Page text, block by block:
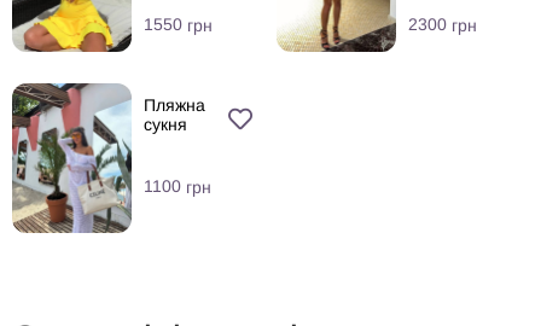
1550 грн 2300 грн
Пляжна
сукня
1100 грн